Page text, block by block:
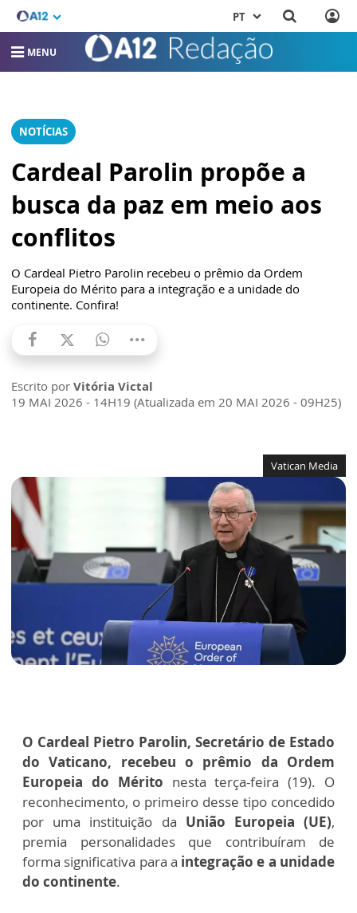
PT
MENU
NOTÍCIAS
Cardeal Parolin propõe a
busca da paz em meio aos
conflitos
O Cardeal Pietro Parolin recebeu o prêmio da Ordem
Europeia do Mérito para a integração e a unidade do
continente. Confira!
Escrito por Vitória Victal
19 MAI 2026 - 14H19 (Atualizada em 20 MAI 2026 - 09H25)
Vatican Media
O Cardeal Pietro Parolin, Secretário de Estado
do Vaticano, recebeu o prêmio da Ordem
Europeia do Mérito nesta terça-feira (19). O
reconhecimento, o primeiro desse tipo concedido
por uma instituição da União Europeia (UE),
premia personalidades que contribuíram de
forma significativa para a integração e a unidade
do continente.